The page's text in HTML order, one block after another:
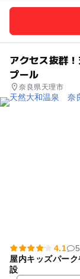
アクセス抜群
プール
奈良県天理市
4.1
屋内キッズパー
設